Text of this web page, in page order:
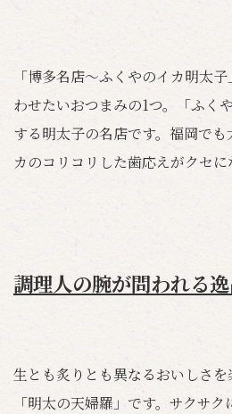
「博多名店～ふくやのイカ明太
わせたいおつまみの1つ。「ふく
する明太子の名店です。福岡でも
カのコリコリした歯応えがクセに
調理人の腕が問われる
生とも炙りとも異なるおいしさ
「明太の天婦羅」です。サクサ